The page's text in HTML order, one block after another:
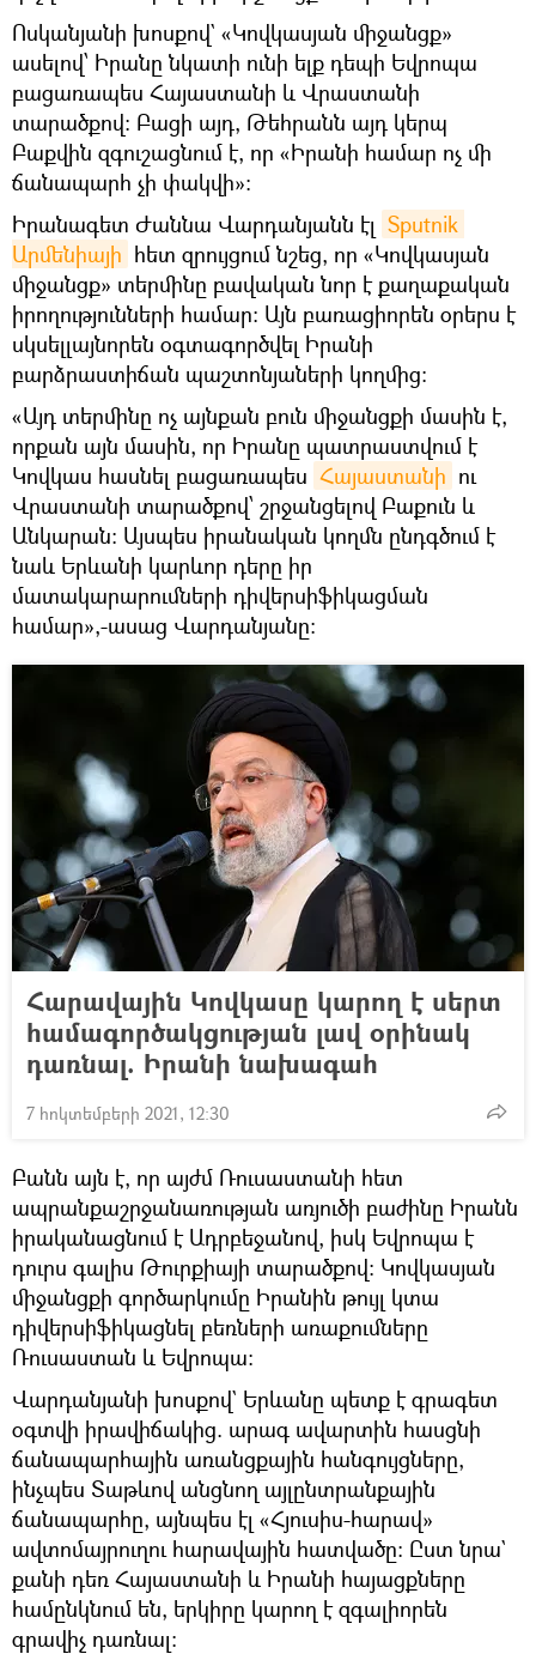
Ոսկանյանի խոսքով` «Կովկասյան միջանցք»
ասելով՝ Իրանը նկատի ունի ելք դեպի Եվրոպա
բացառապես Հայաստանի և Վրաստանի
տարածքով: Բացի այդ, Թեհրանն այդ կերպ
Բաքվին զգուշացնում է, որ «Իրանի համար ոչ մի
ճանապարհ չի փակվի»:
Իրանագետ Ժաննա Վարդանյանն էլ Sputnik
Արմենիայի հետ զրույցում նշեց, որ «Կովկասյան
միջանցք» տերմինը բավական նոր է քաղաքական
իրողությունների համար։ Այն բառացիորեն օրերս է
սկսելլայնորեն օգտագործվել Իրանի
բարձրաստիճան պաշտոնյաների կողմից։
«Այդ տերմինը ոչ այնքան բուն միջանցքի մասին է,
որքան այն մասին, որ Իրանը պատրաստվում է
Կովկաս հասնել բացառապես Հայաստանի ու
Վրաստանի տարածքով՝ շրջանցելով Բաքուն և
Անկարան։ Այսպես իրանական կողմն ընդգծում է
նաև Երևանի կարևոր դերը իր
մատակարարումների դիվերսիֆիկացման
համար»,-ասաց Վարդանյանը։
Հարավային Կովկասը կարող է սերտ
համագործակցության լավ օրինակ
դառնալ. Իրանի նախագահ
7 հոկտեմբերի 2021, 12:30
Բանն այն է, որ այժմ Ռուսաստանի հետ
ապրանքաշրջանառության առյուծի բաժինը Իրանն
իրականացնում է Ադրբեջանով, իսկ Եվրոպա է
դուրս գալիս Թուրքիայի տարածքով։ Կովկասյան
միջանցքի գործարկումը Իրանին թույլ կտա
դիվերսիֆիկացնել բեռների առաքումները
Ռուսաստան և Եվրոպա:
Վարդանյանի խոսքով` Երևանը պետք է գրագետ
օգտվի իրավիճակից. արագ ավարտին հասցնի
ճանապարհային առանցքային հանգույցները,
ինչպես Տաթևով անցնող այլընտրանքային
ճանապարհը, այնպես էլ «Հյուսիս-հարավ»
ավտոմայրուղու հարավային հատվածը: Ըստ նրա`
քանի դեռ Հայաստանի և Իրանի հայացքները
համընկնում են, երկիրը կարող է զգալիորեն
գրավիչ դառնալ: